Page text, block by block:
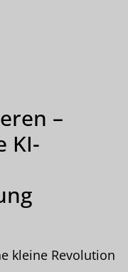
–
KI-
kleine Revolution